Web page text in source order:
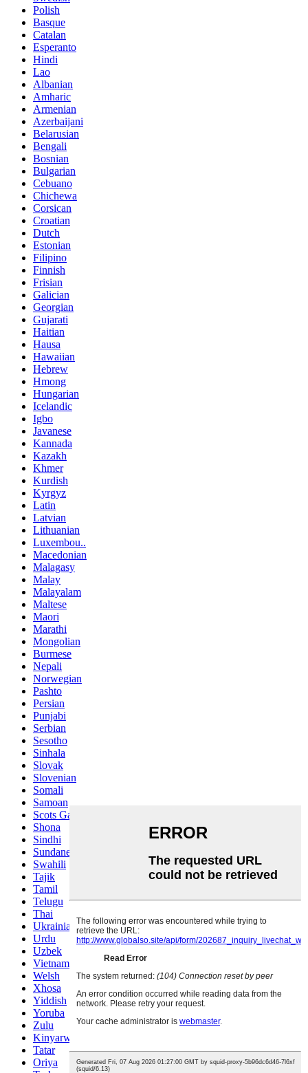
Polish
Basque
Catalan
Esperanto
Hindi
Lao
Albanian
Amharic
Armenian
Azerbaijani
Belarusian
Bengali
Bosnian
Bulgarian
Cebuano
Chichewa
Corsican
Croatian
Dutch
Estonian
Filipino
Finnish
Frisian
Galician
Georgian
Gujarati
Haitian
Hausa
Hawaiian
Hebrew
Hmong
Hungarian
Icelandic
Igbo
Javanese
Kannada
Kazakh
Khmer
Kurdish
Kyrgyz
Latin
Latvian
Lithuanian
Luxembou..
Macedonian
Malagasy
Malay
Malayalam
Maltese
Maori
Marathi
Mongolian
Burmese
Nepali
Norwegian
Pashto
Persian
Punjabi
Serbian
Sesotho
Sinhala
Slovak
Slovenian
Somali
Samoan
Scots Gaelic
Shona
Sindhi
Sundanese
Swahili
Tajik
Tamil
Telugu
Thai
Ukrainian
Urdu
Uzbek
Vietnamese
Welsh
Xhosa
Yiddish
Yoruba
Zulu
Kinyarwanda
Tatar
Oriya